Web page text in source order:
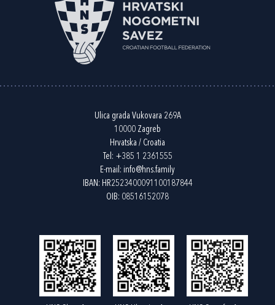
Ulica grada Vukovara 269A
10000 Zagreb
Hrvatska / Croatia
Tel: +385 1 2361555
E-mail: info@hns.family
IBAN: HR2523400091100187844
OIB: 08516152078